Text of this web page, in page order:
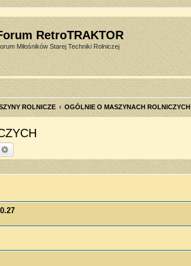
RetroTRAKTOR
Miłośników Starej Techniki Rolniczej
ROLNICZE OGÓLNIE O MASZYNACH ROLNICZYCH